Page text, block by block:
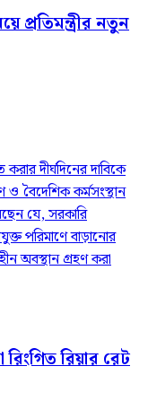
প্রতিমন্ত্রীর নতুন
দীর্ঘদিনের দাবিকে
ও বৈদেশিক কর্মসংস্থান
যে, সরকারি
পরিমাণে বাড়ানোর
অবস্থান গ্রহণ করা
রিয়ার রেট